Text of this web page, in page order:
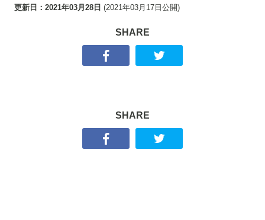
更新日： 2021年03月28日 (2021年03月17日 公開)
SHARE
SHARE